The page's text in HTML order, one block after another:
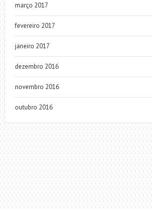
março 2017
fevereiro 2017
janeiro 2017
dezembro 2016
novembro 2016
outubro 2016